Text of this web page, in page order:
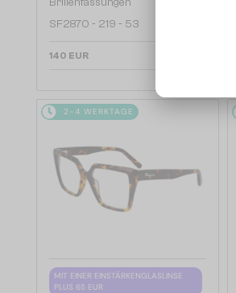
SF2870 - 219 - 53
140 EUR
2-4 WERKTAGE
MIT EINER EINSTÄRKENGLASLINSE
PLUS 65 EUR